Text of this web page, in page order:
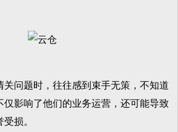
问题时，往往感到束手无策，不知道
仅影响了他们的业务运营，还可能导致
损。